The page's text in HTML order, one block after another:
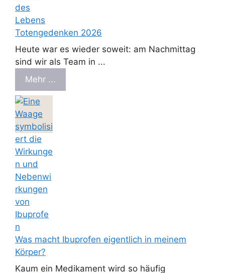
Totengedenken 2026
Heute war es wieder soweit: am Nachmittag
sind wir als Team in ...
Mehr ...
Was macht Ibuprofen eigentlich in meinem
Körper?
Kaum ein Medikament wird so häufig